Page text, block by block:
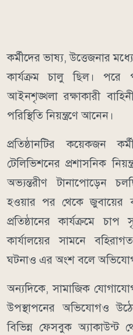
কর্মীদের ভাষ্য, উত্তেজনার
কার্যক্রম চালু ছিল। পরে
আইনশৃঙ্খলা রক্ষাকারী
পরিস্থিতি নিয়ন্ত্রণে আনেন।
প্রতিষ্ঠানটির কয়েকজন
টেলিভিশনের প্রশাসনিক
অভ্যন্তরীণ টানাপোড়েন
হওয়ার পর থেকে জুবায়ের
প্রতিষ্ঠানের কার্যক্রমে চাপ
কার্যালয়ের সামনে
ঘটনাও এর অংশ বলে
অন্যদিকে, সামাজিক
উপস্থাপনের অভিযোগও
বিভিন্ন ফেসবুক অ্যাকাউন্ট